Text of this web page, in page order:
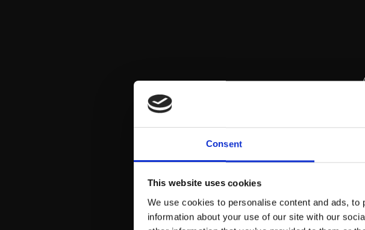
Consent
This website uses cookies
We use cookies to personalise content and ads,
information about your use of our site with our